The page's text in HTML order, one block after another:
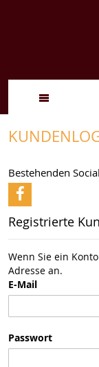
Zum
springen
Bestehenden
Registrierte
Wenn Sie ein
Adresse an.
E-Mail
Passwort